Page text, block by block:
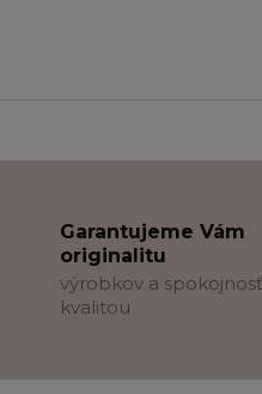
Garantujeme Vám
originalitu
výrobkov a
kvalitou